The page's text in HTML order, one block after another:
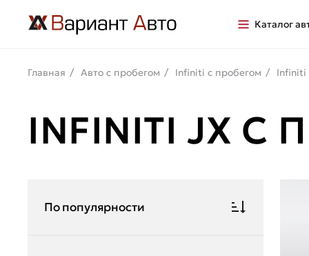
Каталог
Главная Авто с пробегом Infiniti с пробегом Infiniti
INFINITI JX
По популярности